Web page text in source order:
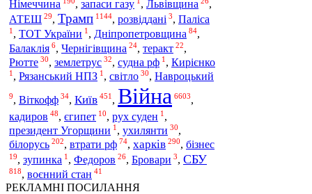
Німеччина , запаси газу , Львівщина
,
АТЕШ 29, Трамп 1144, розвіддані 3, Паліса
1 , ТОТ України 1 , Дніпропетровщина 84,
Балаклія 6, Чернігівщина 24, теракт 22,
Рютте 30, землетрус 32, судна рф 1 , Кирієнко
1 , Рязанський НПЗ 1 , світло 30, Навроцький
9, Віткофф 34, Київ 451 , Війна 6603,
кадиров 48, єгипет 10, рух суден 1 ,
президент Угорщини 1 , ухилянти 30,
білорусь 202, втрати рф 74, харків 290, бізнес
19, зупинка 1 , Федоров 26, Бровари 3, СБУ
818, воєнний стан 41
РЕКЛАМНІ ПОСИЛАННЯ